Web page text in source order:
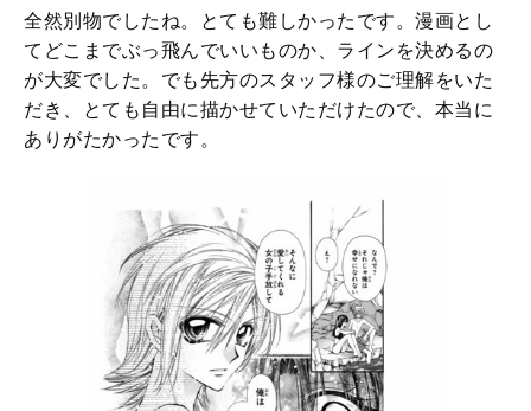
全然別物でしたね。とても難しかったです。漫画とし
てどこまでぶっ飛んでいいものか、ラインを決めるの
が大変でした。でも先方のスタッフ様のご理解をいた
だき、とても自由に描かせていただけたので、本当に
ありがたかったです。